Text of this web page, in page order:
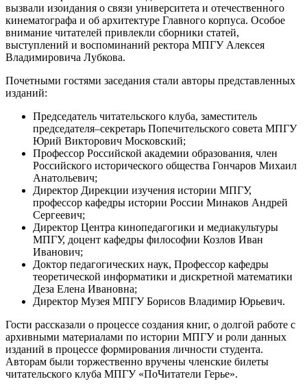
вызвали изоидания о связи университета и отечественного
кинематографа и об архитектуре Главного корпуса. Особое
внимание читателей привлекли сборники статей,
выступлений и воспоминаний ректора МПГУ Алексея
Владимировича Лубкова.
Почетными гостями заседания стали авторы представленных
изданий:
Председатель читательского клуба, заместитель
председателя–секретарь Попечительского совета МПГУ
Юрий Викторович Московский;
Профессор Российской академии образования, член
Российского исторического общества Гончаров Михаил
Анатольевич;
Директор Дирекции изучения истории МПГУ,
профессор кафедры истории России Минаков Андрей
Сергеевич;
Директор Центра кинопедагогики и медиакультуры
МПГУ, доцент кафедры философии Козлов Иван
Иванович;
Доктор педагогических наук, Профессор кафедры
теоретической информатики и дискретной математики
Деза Елена Ивановна;
Директор Музея МПГУ Борисов Владимир Юрьевич.
Гости рассказали о процессе создания книг, о долгой работе с
архивными материалами по истории МПГУ и роли данных
изданий в процессе формирования личности студента.
Авторам были торжественно вручены членские билеты
читательского клуба МПГУ «ПоЧитатели Герье».